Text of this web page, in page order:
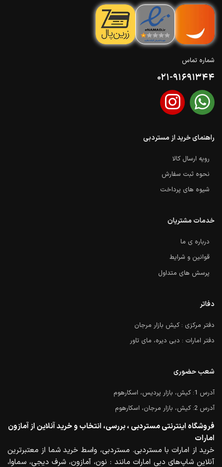
شماره تماس
021-91691344
راهنمای خرید از مستردبی
رویه ارسال کالا
نحوه ثبت سفارش
شیوه های پرداخت
خدمات مشتریان
درباره ی ما
قوانین و شرایط
پرسش های متداول
دفاتر
دفتر مرکزی : کیش بازار مرجان
دفتر امارات : دبی دیره، مای تاور
شعب حضوری
آدرس 1: کیش، بازار پردیس، اسکارهوم
آدرس 2: کیش، بازار مرجان، اسکارهوم
فروشگاه اینترنتی مستردبی ، بررسی، انتخاب و خرید آنلاین از آمازون
امارات
خرید از امارات با مستردبی. مستردبی، واسط خرید شما از معتبرترین
آنلاین شاپ‌های دبی امارات مانند : نون، آمازون، شرف دیجی، سماوا،